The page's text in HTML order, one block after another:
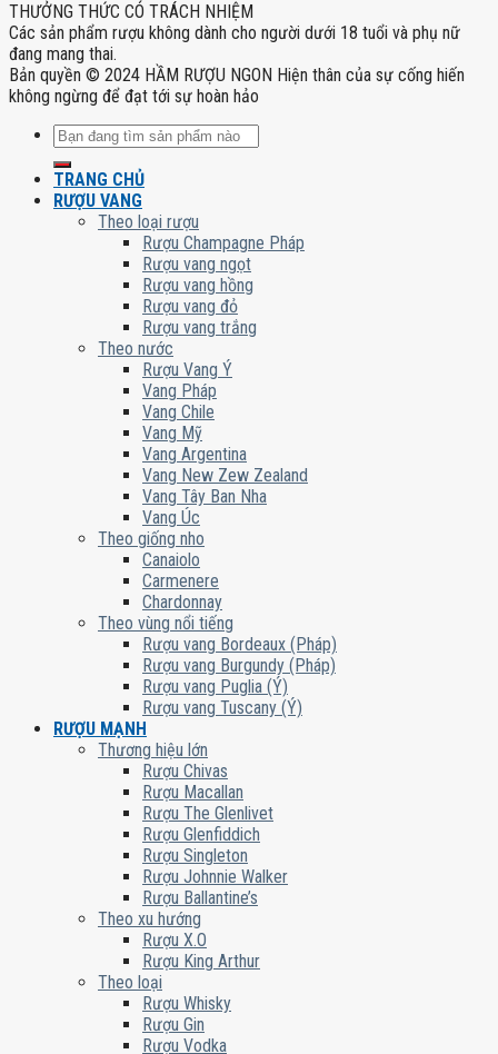
THƯỞNG THỨC CÓ TRÁCH NHIỆM
Các sản phẩm rượu không dành cho người dưới 18 tuổi và phụ nữ
đang mang thai.
Bản quyền © 2024 HẦM RƯỢU NGON Hiện thân của sự cống hiến
không ngừng để đạt tới sự hoàn hảo
Tìm
TRANG CHỦ
RƯỢU VANG
Theo loại rượu
Rượu Champagne Pháp
Rượu vang ngọt
Rượu vang hồng
Rượu vang đỏ
Rượu vang trắng
Theo nước
Rượu Vang Ý
Vang Pháp
Vang Chile
Vang Mỹ
Vang Argentina
Vang New Zew Zealand
Vang Tây Ban Nha
Vang Úc
Theo giống nho
Canaiolo
Carmenere
Chardonnay
Theo vùng nổi tiếng
Rượu vang Bordeaux (Pháp)
Rượu vang Burgundy (Pháp)
Rượu vang Puglia (Ý)
Rượu vang Tuscany (Ý)
RƯỢU MẠNH
Thương hiệu lớn
Rượu Chivas
Rượu Macallan
Rượu The Glenlivet
Rượu Glenfiddich
Rượu Singleton
Rượu Johnnie Walker
Rượu Ballantine’s
Theo xu hướng
Rượu X.O
Rượu King Arthur
Theo loại
Rượu Whisky
Rượu Gin
Rượu Vodka